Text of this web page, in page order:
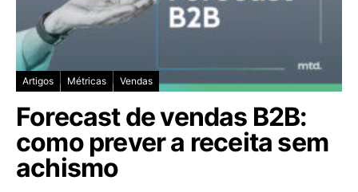
Artigos Métricas Vendas
Forecast de vendas B2B:
como prever a receita sem
achismo